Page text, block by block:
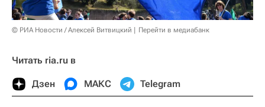
© РИА Новости / Алексей Витвицкий Перейти в медиабанк
Читать ria.ru в
Дзен МАКС Telegram